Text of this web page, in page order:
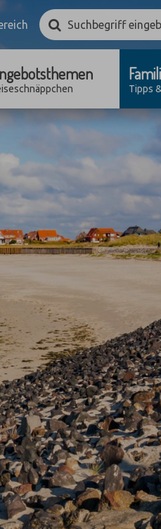
Suchbegriff
eingebenSuchen
Tipps